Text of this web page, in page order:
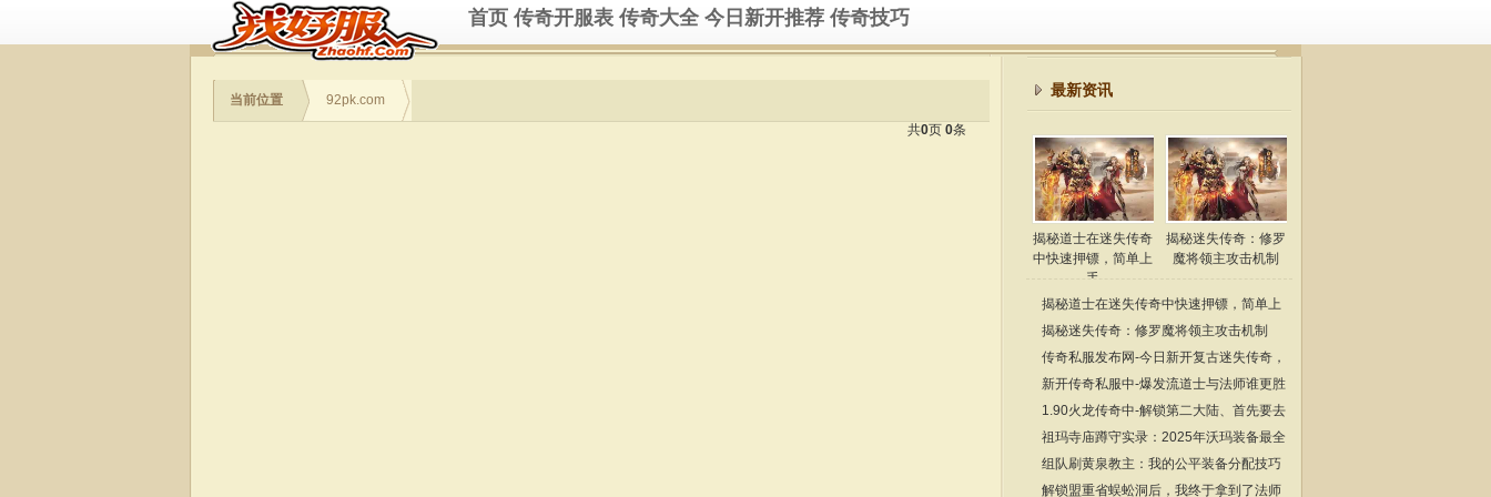
首页 传奇开服表 传奇大全 今日新开推荐 传奇技巧
当前位置
92pk.com
共0页 0条
最新资讯
揭秘道士在迷失传奇
中快速押镖，简单上
手
揭秘迷失传奇：修罗
魔将领主攻击机制
揭秘道士在迷失传奇中快速押镖，简单上
手
揭秘迷失传奇：修罗魔将领主攻击机制
传奇私服发布网-今日新开复古迷失传奇，
解锁新玩法
新开传奇私服中-爆发流道士与法师谁更胜
一筹
1.90火龙传奇中-解锁第二大陆、首先要去
生肖宝塔
祖玛寺庙蹲守实录：2025年沃玛装备最全
爆率手册
组队刷黄泉教主：我的公平装备分配技巧
解锁盟重省蜈蚣洞后，我终于拿到了法师